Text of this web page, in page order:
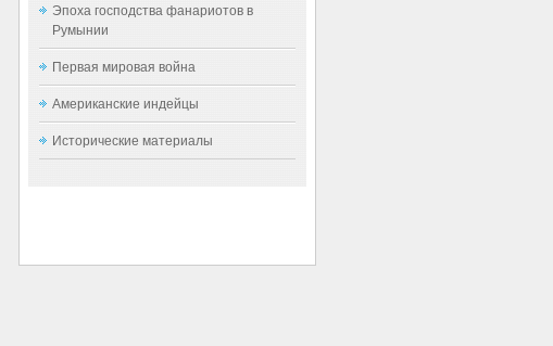
Эпоха господства фанариотов в
Румынии
Первая мировая война
Американские индейцы
Исторические материалы